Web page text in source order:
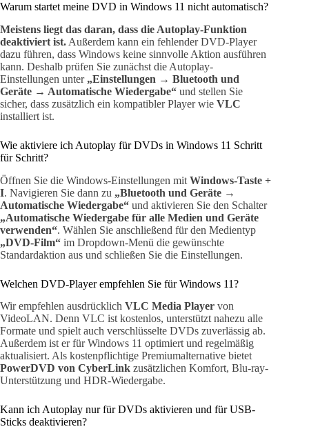
Warum startet meine DVD in Windows 11 nicht automatisch?
Meistens liegt das daran, dass die Autoplay-Funktion
deaktiviert ist. Außerdem kann ein fehlender DVD-Player
dazu führen, dass Windows keine sinnvolle Aktion ausführen
kann. Deshalb prüfen Sie zunächst die Autoplay-
Einstellungen unter „Einstellungen → Bluetooth und
Geräte → Automatische Wiedergabe“ und stellen Sie
sicher, dass zusätzlich ein kompatibler Player wie VLC
installiert ist.
Wie aktiviere ich Autoplay für DVDs in Windows 11 Schritt
für Schritt?
Öffnen Sie die Windows-Einstellungen mit Windows-Taste +
I. Navigieren Sie dann zu „Bluetooth und Geräte →
Automatische Wiedergabe“ und aktivieren Sie den Schalter
„Automatische Wiedergabe für alle Medien und Geräte
verwenden“. Wählen Sie anschließend für den Medientyp
„DVD-Film“ im Dropdown-Menü die gewünschte
Standardaktion aus und schließen Sie die Einstellungen.
Welchen DVD-Player empfehlen Sie für Windows 11?
Wir empfehlen ausdrücklich VLC Media Player von
VideoLAN. Denn VLC ist kostenlos, unterstützt nahezu alle
Formate und spielt auch verschlüsselte DVDs zuverlässig ab.
Außerdem ist er für Windows 11 optimiert und regelmäßig
aktualisiert. Als kostenpflichtige Premiumalternative bietet
PowerDVD von CyberLink zusätzlichen Komfort, Blu-ray-
Unterstützung und HDR-Wiedergabe.
Kann ich Autoplay nur für DVDs aktivieren und für USB-
Sticks deaktivieren?